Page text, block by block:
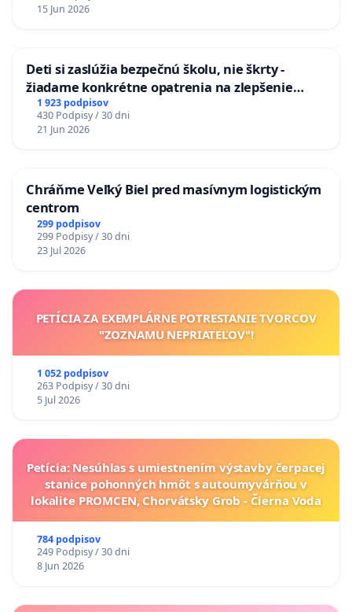
15 Jun 2026
Deti si zaslúžia bezpečnú školu, nie škrty -
žiadame konkrétne opatrenia na zlepšenie
situácie v školstve
1 923 podpisov
430 Podpisy / 30 dni
21 Jun 2026
Chráňme Veľký Biel pred masívnym logistickým
centrom
299 podpisov
299 Podpisy / 30 dni
23 Jul 2026
PETÍCIA ZA EXEMPLÁRNE POTRESTANIE TVORCOV
"ZOZNAMU NEPRIATEĽOV"!
1 052 podpisov
263 Podpisy / 30 dni
5 Jul 2026
Petícia: Nesúhlas s umiestnením výstavby čerpacej
stanice pohonných hmôt s autoumyvárňou v
lokalite PROMCEN, Chorvátsky Grob - Čierna Voda
784 podpisov
249 Podpisy / 30 dni
8 Jun 2026